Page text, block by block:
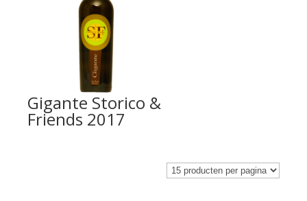
Gigante Storico &
Friends 2017